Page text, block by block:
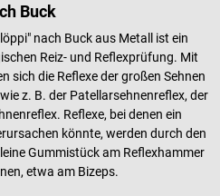
Buck
nach Buck aus Metall ist ein
Reiz- und Reflexprüfung. Mit
sich die Reflexe der großen Sehnen
z. B. der Patellarsehnenreflex, der
Reflexe, bei denen ein
könnte, werden durch den
Gummistück am Reflexhammer
etwa am Bizeps.